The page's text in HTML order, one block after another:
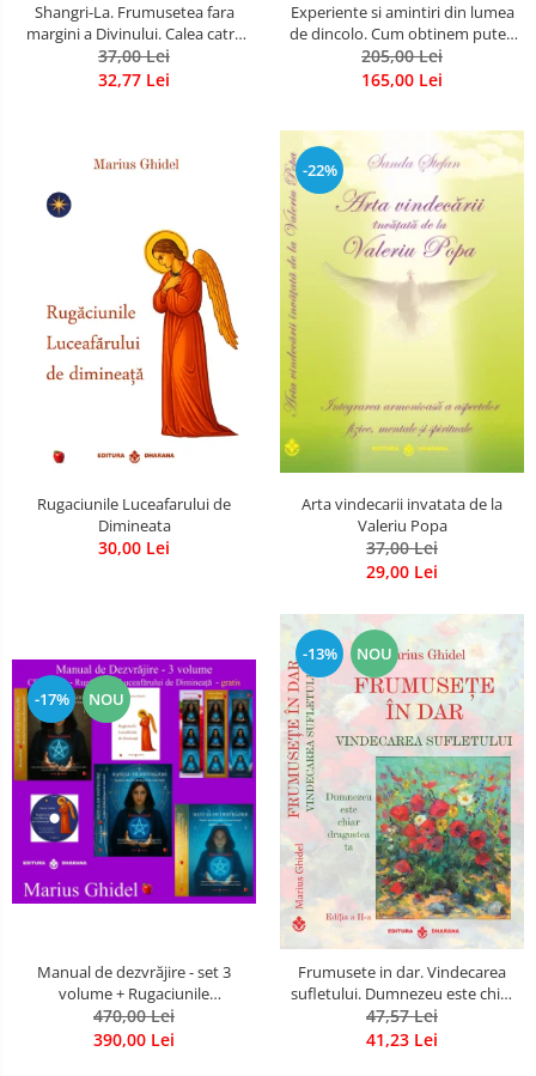
Shangri-La. Frumusetea fara
margini a Divinului. Calea catre
fericire
37,00 Lei
32,77 Lei
Experiente si amintiri din lumea
de dincolo. Cum obtinem puteri
extrasenzoriale - cu exercitii
205,00 Lei
165,00 Lei
Rugaciunile Luceafarului de
Dimineata
30,00 Lei
-22%
Arta vindecarii invatata de la
Valeriu Popa
37,00 Lei
29,00 Lei
-17% NOU
Manual de dezvrăjire - set 3
volume + Rugaciunile
Luceafarului de Dimineata -
Gratuit)
470,00 Lei
390,00 Lei
-13% NOU
Frumusete in dar. Vindecarea
sufletului. Dumnezeu este chiar
dragostea ta. Editia a 2-a
47,57 Lei
41,23 Lei